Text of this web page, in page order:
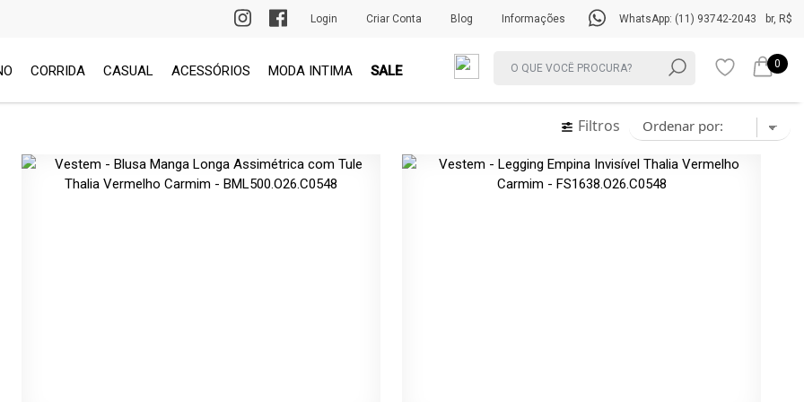
PRIMEIRA TROCA GRÁTIS br, R$
WhatsApp: (11) 93742-2043
Informações
Blog
Criar Conta
Login
CORRIDA CASUAL ACESSÓRIOS MODA INTIMA SALE 0
Filtros